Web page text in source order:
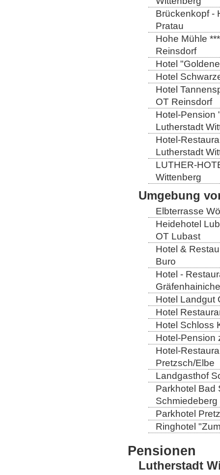
Brückenkopf -
Pratau
Hohe Mühle
Reinsdorf
Hotel
Hotel
Hotel
OT Reinsdorf
Hotel-Pension
Lutherstadt
Hotel-
Lutherstadt
LUTHER-
Wittenberg
Umgebung
Elbterrasse
Heidehotel
OT Lubast
Hotel &
Buro
Hotel -
Hotel Landgut
Hotel
Hotel Schloss
Hotel-Pension
Hotel-
Pretzsch/Elbe
Landgasthof
Parkhotel Bad
Schmiedeberg
Parkhotel
Ringhotel
Pensionen
Lutherstadt